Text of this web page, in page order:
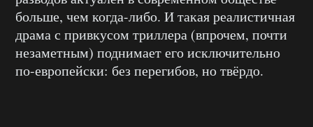
больше, чем когда-либо. И такая реалистичная
драма с привкусом триллера (впрочем, почти
незаметным) поднимает его исключительно
по-европейски: без перегибов, но твёрдо.